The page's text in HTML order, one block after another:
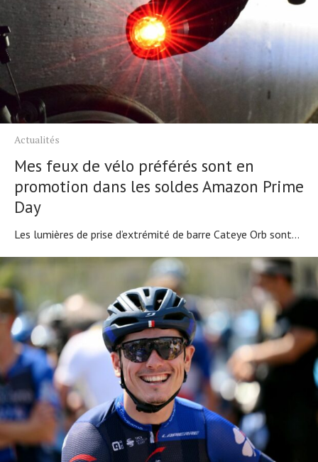
Actualités
Mes feux de vélo préférés sont en
promotion dans les soldes Amazon Prime
Day
Les lumières de prise d’extrémité de barre Cateye Orb sont...